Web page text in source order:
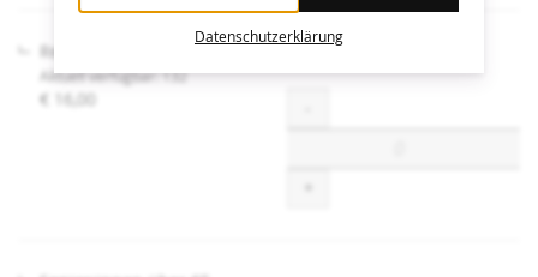
Regulär
Aktuell verfügbar: 132
€ 16,00
Datenschutzerklärung